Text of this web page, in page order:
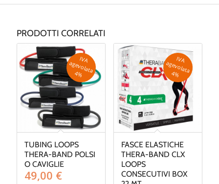
PRODOTTI CORRELATI
TUBING LOOPS
THERA-BAND POLSI
O CAVIGLIE
49,00 €
IV
A
a
g
e
v
o
la
ta
4
%
FASCE ELASTICHE
THERA-BAND CLX
LOOPS
CONSECUTIVI BOX
IV
A
a
g
e
v
o
la
ta
4
%